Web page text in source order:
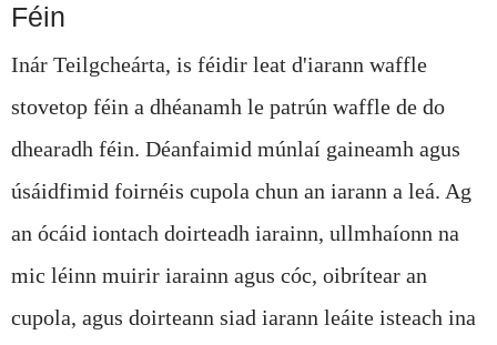
Féin
Inár Teilgcheárta, is féidir leat d'iarann ​​​​waffle
stovetop féin a dhéanamh le patrún waffle de do
dhearadh féin. Déanfaimid múnlaí gaineamh agus
úsáidfimid foirnéis cupola chun an iarann ​​a leá. Ag
an ócáid ​​iontach doirteadh iarainn, ullmhaíonn na
mic léinn muirir iarainn agus cóc, oibrítear an
cupola, agus doirteann siad iarann ​​leáite isteach ina